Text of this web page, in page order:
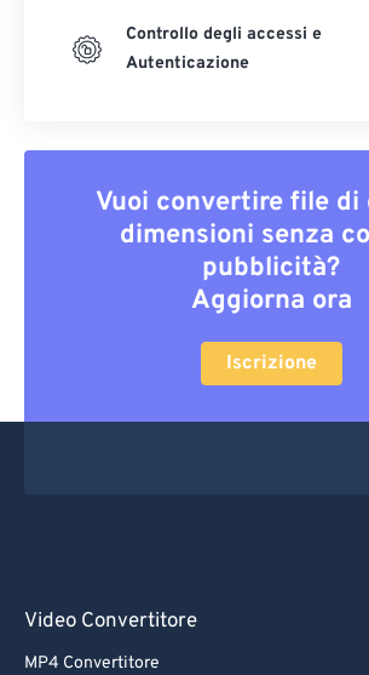
Controllo degli accessi e
Autenticazione
Vuoi convertire file di
dimensioni senza
pubblicità?
Aggiorna ora
Iscrizione
Video Convertitore
MP4 Convertitore